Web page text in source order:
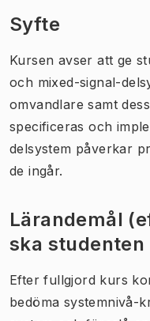
Syfte
Kursen avser att ge
och mixed-signal-
omvandlare samt
specificeras och
delsystem påverkar
de ingår.
Lärandemål
ska studenten
Efter fullgjord kurs
bedöma systemnivå-